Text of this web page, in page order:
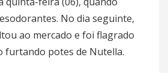
No dia seguinte,
ao mercado e foi flagrado
furtando potes de Nutella.